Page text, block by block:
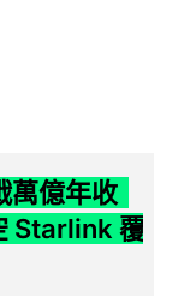
萬億年收
Starlink 覆